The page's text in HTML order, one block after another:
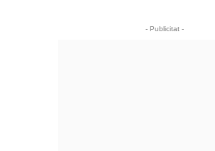
- Publicitat -